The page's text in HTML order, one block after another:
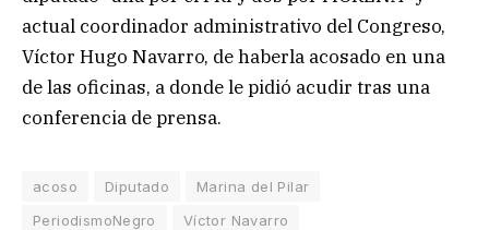
actual coordinador administrativo del Congreso,
Víctor Hugo Navarro, de haberla acosado en una
de las oficinas, a donde le pidió acudir tras una
conferencia de prensa.
acoso Diputado
Marina del Pilar
PeriodismoNegro
Víctor Navarro